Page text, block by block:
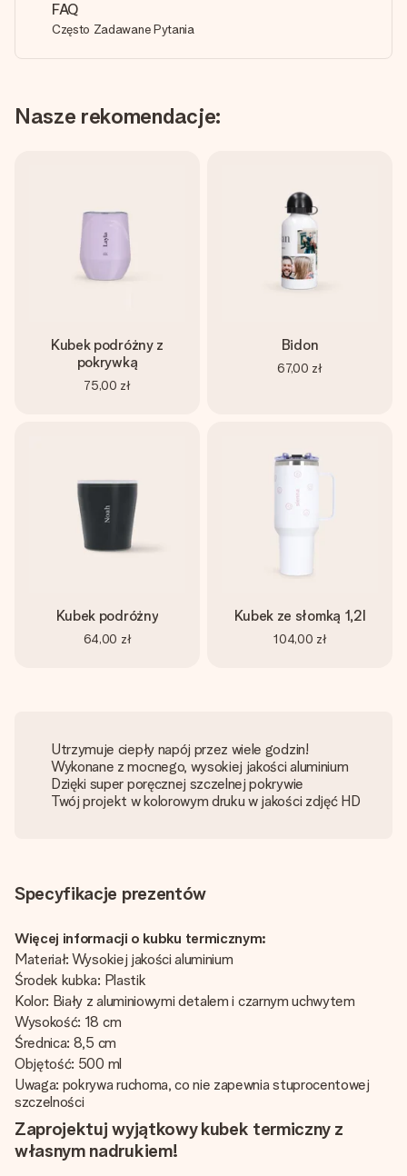
FAQ
Często Zadawane Pytania
Nasze rekomendacje:
Kubek podróżny z
pokrywką
75,00 zł
Bidon
67,00 zł
Kubek podróżny
64,00 zł
Kubek ze słomką 1,2l
104,00 zł
Utrzymuje ciepły napój przez wiele godzin!
Wykonane z mocnego, wysokiej jakości aluminium
Dzięki super poręcznej szczelnej pokrywie
Twój projekt w kolorowym druku w jakości zdjęć HD
Specyfikacje prezentów
Więcej informacji o kubku termicznym:
Materiał: Wysokiej jakości aluminium
Środek kubka: Plastik
Kolor: Biały z aluminiowymi detalem i czarnym uchwytem
Wysokość: 18 cm
Średnica: 8,5 cm
Objętość: 500 ml
Uwaga: pokrywa ruchoma, co nie zapewnia stuprocentowej
szczelności
Zaprojektuj wyjątkowy kubek termiczny z
własnym nadrukiem!